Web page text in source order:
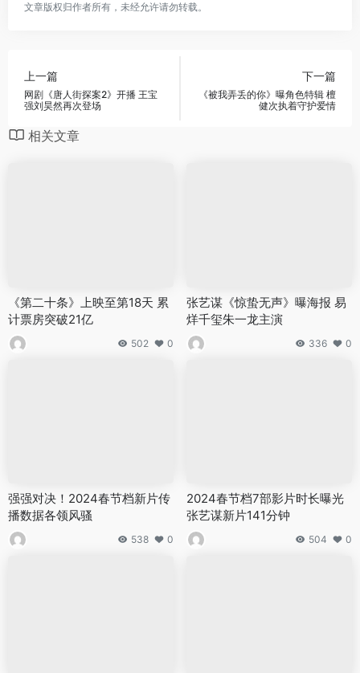
文章版权归作者所有，未经允许请勿转载。
上一篇
网剧《唐人街探案2》开播 王宝
强刘昊然再次登场
下一篇
《被我弄丢的你》曝角色特辑 檀
健次执着守护爱情
相关文章
《第二十条》上映至第18天 累
计票房突破21亿
502 0
张艺谋《惊蛰无声》曝海报 易
烊千玺朱一龙主演
336 0
强强对决！2024春节档新片传
播数据各领风骚
538 0
2024春节档7部影片时长曝光
张艺谋新片141分钟
504 0